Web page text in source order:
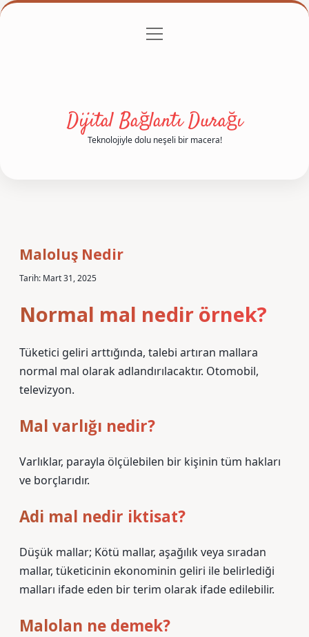
Gizlilik Politikası
menüyü
Dijital Bağlantı Durağı
Teknolojiyle dolu neşeli bir macera!
Maloluş Nedir
Tarih: Mart 31, 2025
Normal mal nedir örnek?
Tüketici geliri arttığında, talebi artıran mallara
normal mal olarak adlandırılacaktır. Otomobil,
televizyon.
Mal varlığı nedir?
Varlıklar, parayla ölçülebilen bir kişinin tüm hakları
ve borçlarıdır.
Adi mal nedir iktisat?
Düşük mallar; Kötü mallar, aşağılık veya sıradan
mallar, tüketicinin ekonominin geliri ile belirlediği
malları ifade eden bir terim olarak ifade edilebilir.
Malolan ne demek?